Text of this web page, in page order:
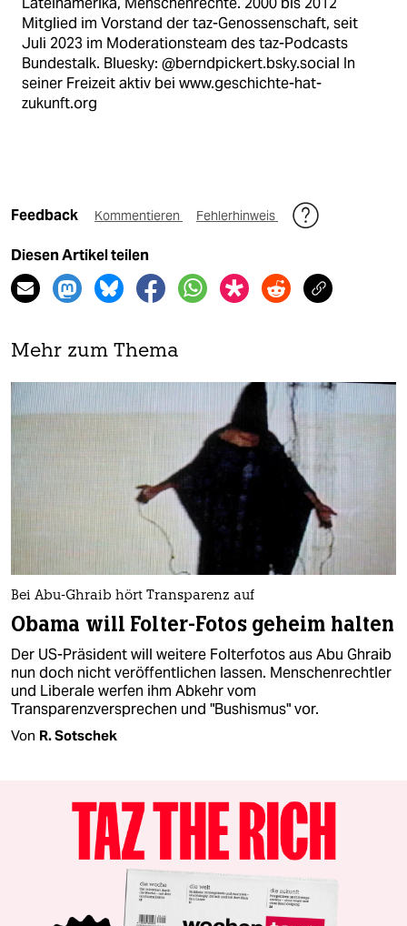
Mitglied im Vorstand der taz-Genossenschaft, seit
Juli 2023 im Moderationsteam des taz-Podcasts
Bundestalk. Bluesky: @berndpickert.bsky.social In
seiner Freizeit aktiv bei www.geschichte-hat-
zukunft.org
Feedback Kommentieren Fehlerhinweis
Diesen Artikel teilen
Mehr zum Thema
Bei Abu-Ghraib hört Transparenz auf
Obama will Folter-Fotos geheim halten
Der US-Präsident will weitere Folterfotos aus Abu Ghraib
nun doch nicht veröffentlichen lassen. Menschenrechtler
und Liberale werfen ihm Abkehr vom
Transparenzversprechen und "Bushismus" vor.
Von R. Sotschek